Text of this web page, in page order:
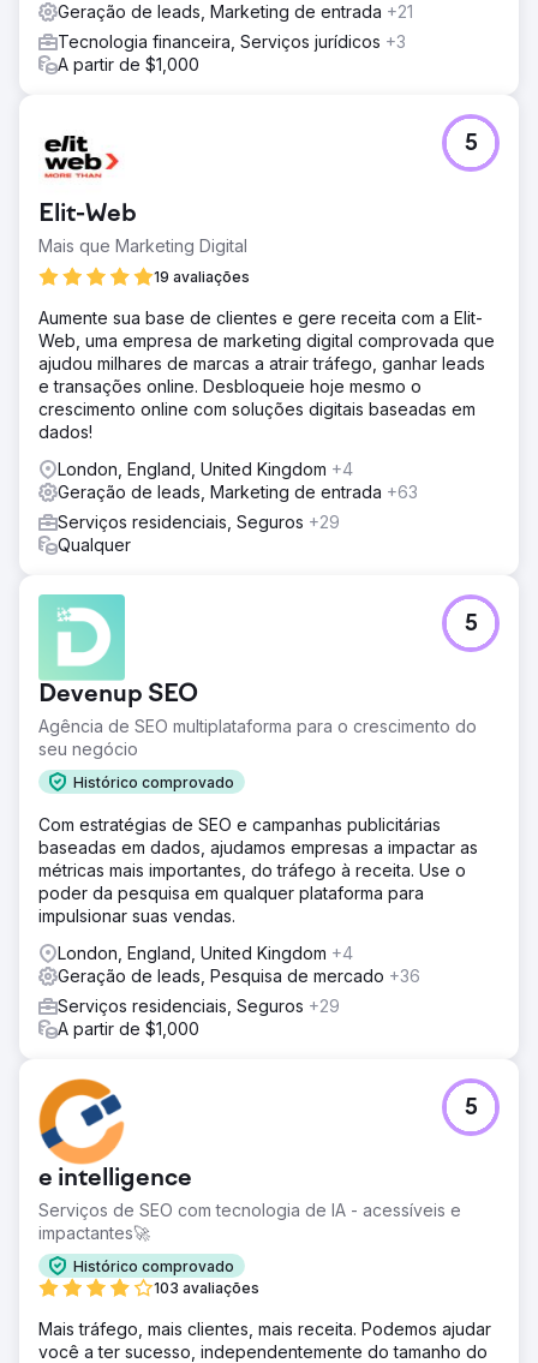
Geração de leads, Marketing de entrada +21
Tecnologia financeira, Serviços jurídicos +3
A partir de $1,000
Elit-Web
Mais que Marketing Digital
19 avaliações
5
Aumente sua base de clientes e gere receita com a Elit-
Web, uma empresa de marketing digital comprovada que
ajudou milhares de marcas a atrair tráfego, ganhar leads
e transações online. Desbloqueie hoje mesmo o
crescimento online com soluções digitais baseadas em
dados!
London, England, United Kingdom +4
Geração de leads, Marketing de entrada +63
Serviços residenciais, Seguros +29
Qualquer
Devenup SEO
Agência de SEO multiplataforma para o crescimento do
seu negócio
Histórico comprovado
5
Com estratégias de SEO e campanhas publicitárias
baseadas em dados, ajudamos empresas a impactar as
métricas mais importantes, do tráfego à receita. Use o
poder da pesquisa em qualquer plataforma para
impulsionar suas vendas.
London, England, United Kingdom +4
Geração de leads, Pesquisa de mercado +36
Serviços residenciais, Seguros +29
A partir de $1,000
e intelligence
Serviços de SEO com tecnologia de IA - acessíveis e
impactantes🚀
Histórico comprovado
103 avaliações
5
Mais tráfego, mais clientes, mais receita. Podemos ajudar
você a ter sucesso, independentemente do tamanho do